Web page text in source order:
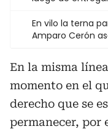
En vilo la terna
Amparo Cerón
En la misma
momento en el
derecho que se
permanecer, por